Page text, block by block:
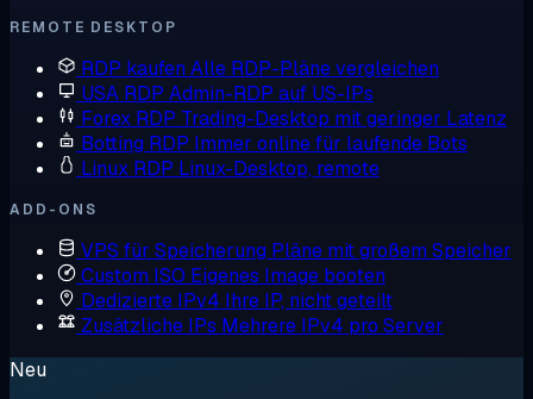
REMOTE DESKTOP
RDP kaufen Alle RDP-Pläne vergleichen
USA RDP Admin-RDP auf US-IPs
Forex RDP Trading-Desktop mit geringer Latenz
Botting RDP Immer online für laufende Bots
Linux RDP Linux-Desktop, remote
ADD-ONS
VPS für Speicherung Pläne mit großem Speicher
Custom ISO Eigenes Image booten
Dedizierte IPv4 Ihre IP, nicht geteilt
Zusätzliche IPs Mehrere IPv4 pro Server
Neu